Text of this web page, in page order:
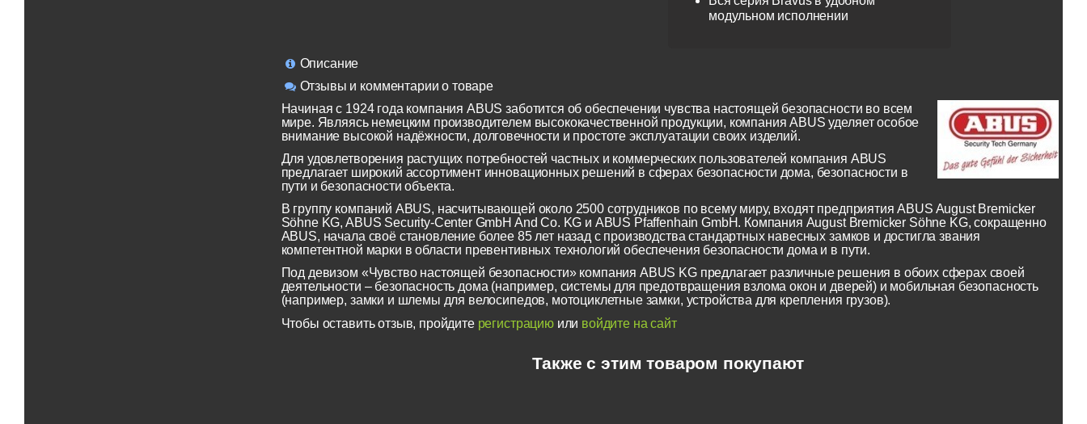
модульном исполнении
Описание
Отзывы и комментарии о товаре
Начиная с 1924 года компания ABUS заботится об обеспечении чувства настоящей безопасности во всем
мире. Являясь немецким производителем высококачественной продукции, компания ABUS уделяет особое
внимание высокой надёжности, долговечности и простоте эксплуатации своих изделий.
Для удовлетворения растущих потребностей частных и коммерческих пользователей компания ABUS
предлагает широкий ассортимент инновационных решений в сферах безопасности дома, безопасности в
пути и безопасности объекта.
В группу компаний ABUS, насчитывающей около 2500 сотрудников по всему миру, входят предприятия ABUS August Bremicker
Söhne KG, ABUS Security-Center GmbH And Co. KG и ABUS Pfaffenhain GmbH. Компания August Bremicker Söhne KG, сокращенно
ABUS, начала своё становление более 85 лет назад с производства стандартных навесных замков и достигла звания
компетентной марки в области превентивных технологий обеспечения безопасности дома и в пути.
Под девизом «Чувство настоящей безопасности» компания ABUS KG предлагает различные решения в обоих сферах своей
деятельности – безопасность дома (например, системы для предотвращения взлома окон и дверей) и мобильная безопасность
(например, замки и шлемы для велосипедов, мотоциклетные замки, устройства для крепления грузов).
Чтобы оставить отзыв, пройдите регистрациюили войдите на сайт
Также с этим товаром покупают